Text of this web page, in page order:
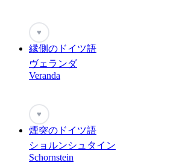
♥
縁側のドイツ語
ヴェランダ
Veranda
♥
煙突のドイツ語
ショルンシュタイン
Schornstein